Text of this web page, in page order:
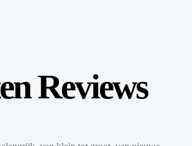
Reviews